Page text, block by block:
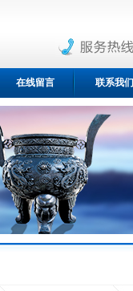
在线留言 联系我们